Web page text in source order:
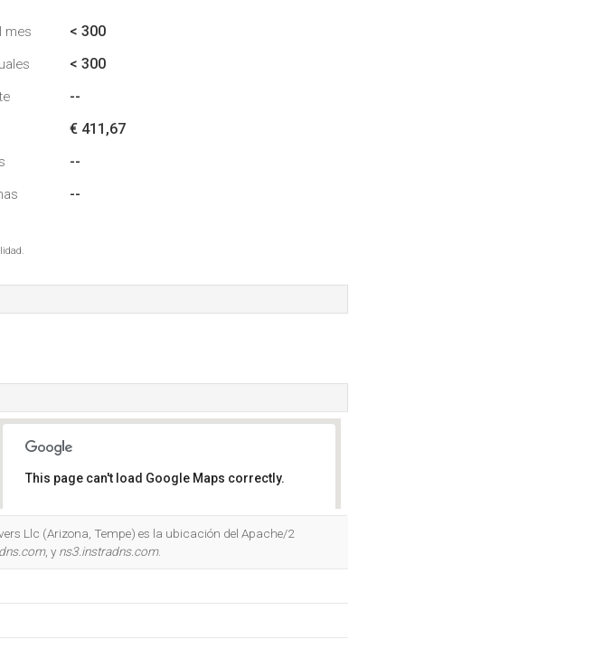
mes < 300
< 300
--
€ 411,67
--
--
This page can't load Google Maps correctly.
Llc (Arizona, Tempe) es la ubicación del Apache/2
, y ns3.instradns.com.